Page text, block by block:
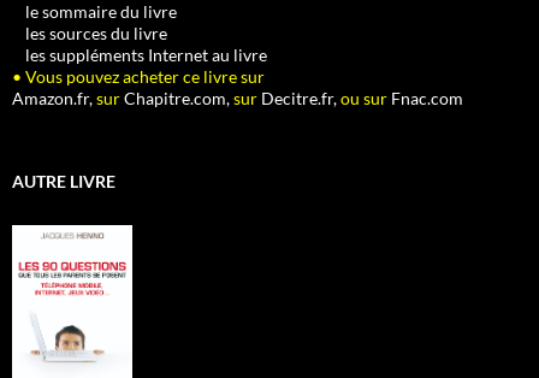
le sommaire du livre
les sources du livre
les suppléments Internet au livre
• Vous pouvez acheter ce livre sur
Amazon.fr,surChapitre.com,sur Decitre.fr,ou sur Fnac.com
AUTRE LIVRE